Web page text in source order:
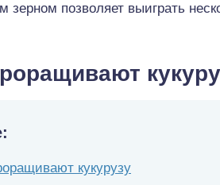
зерном позволяет выиграть
кукурузу